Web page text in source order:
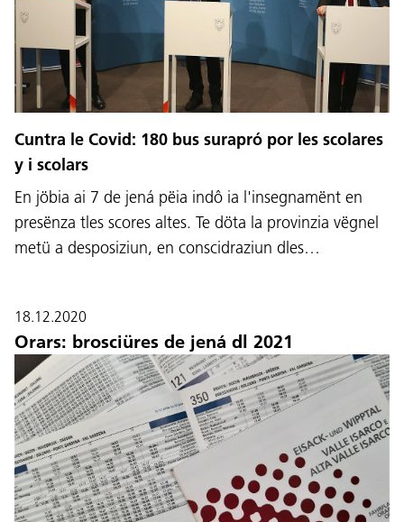
Cuntra le Covid: 180 bus surapró por les scolares
y i scolars
En jöbia ai 7 de jená pëia indô ia l'insegnamënt en
presënza tles scores altes. Te döta la provinzia vëgnel
metü a desposiziun, en conscidraziun dles…
18.12.2020
Orars: brosciüres de jená dl 2021